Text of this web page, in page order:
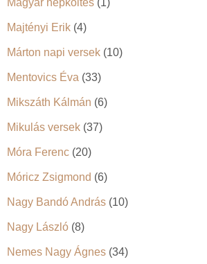
Majtényi Erik (4)
Márton napi versek (10)
Mentovics Éva (33)
Mikszáth Kálmán (6)
Mikulás versek (37)
Móra Ferenc (20)
Móricz Zsigmond (6)
Nagy Bandó András (10)
Nagy László (8)
Nemes Nagy Ágnes (34)